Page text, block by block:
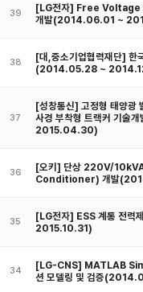
39
[LG전자] Free Voltage
개발(2014.06.01 ~
38
[대,중소기업협력재단] 한
(2014.05.28 ~
37
[성창통신] 고정형 태양광
사경 부착형 트랙커 기술
2015.04.30)
36
[오키] 단상 220V/
Conditioner) 개발
35
[LG전자] ESS 계통 전
2015.10.31)
34
[LG-CNS] MATLAB
션 모델링 및 검증